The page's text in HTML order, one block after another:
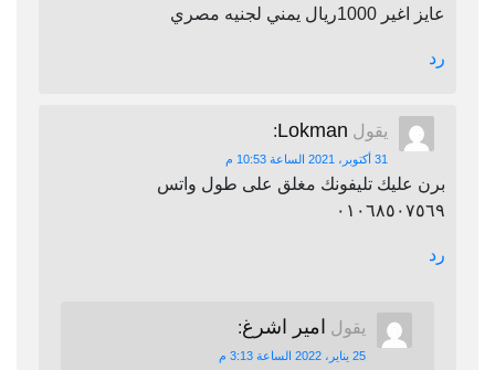
عايز اغير 1000ريال يمني لجنيه مصري
رد
يقول Lokman
:
31 أكتوبر، 2021 الساعة 10:53 م
برن عليك تليفونك مغلق على طول واتس
٠١٠٦٨٥٠٧٥٦٩
رد
يقول امير اشرغ:
25 يناير، 2022 الساعة 3:13 م